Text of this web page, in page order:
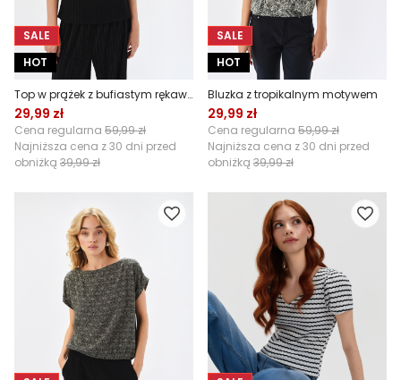
SALE
HOT
Top w prążek z bufiastym rękawem
29,99 zł
Cena regularna 59,99 zł
Najniższa cena z 30 dni przed
obniżką 39,99 zł
SALE
HOT
Bluzka z tropikalnym motywem
29,99 zł
Cena regularna 59,99 zł
Najniższa cena z 30 dni przed
obniżką 39,99 zł